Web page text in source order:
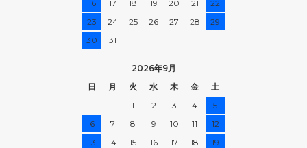
16
17 18 19 20 21
22
23
24 25 26 27 28
29
30
31
2026年9月
日
月 火 水 木 金
土
1
2 3 4
5
6
7 8 9 10 11
12
13
14 15 16 17 18
19